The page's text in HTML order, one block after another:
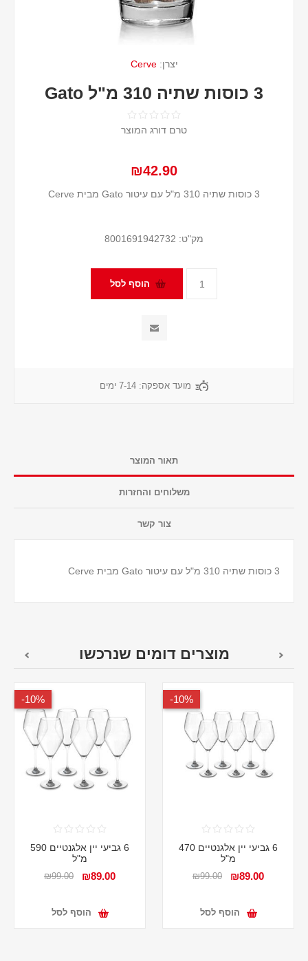
יצרן: Cerve
3 כוסות שתיה 310 מ"ל Gato
טרם דורג המוצר
₪42.90
3 כוסות שתיה 310 מ"ל עם עיטור Gato מבית Cerve
מק"ט: 8001691942732
מועד אספקה: 7-14 ימים
תאור המוצר
משלוחים והחזרות
צור קשר
3 כוסות שתיה 310 מ"ל עם עיטור Gato מבית Cerve
מוצרים דומים שנרכשו
10%-
6 גביעי יין אלגנטיים 470
מ"ל
₪89.00
₪99.00
הוסף לסל
10%-
6 גביעי יין אלגנטיים 590
מ"ל
₪89.00
₪99.00
הוסף לסל